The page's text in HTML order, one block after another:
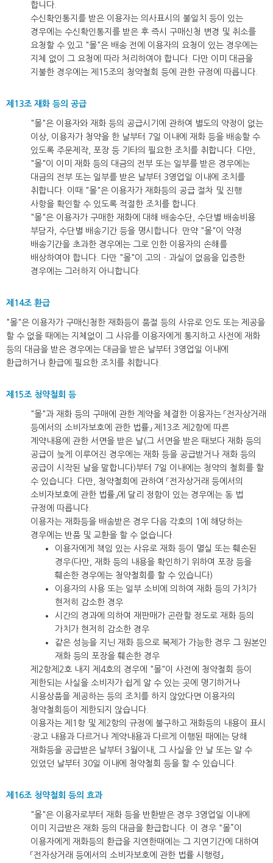
합니다.
수신확인통지를 받은 이용자는 의사표시의 불일치 등이 있는
경우에는 수신확인통지를 받은 후 즉시 구매신청 변경 및 취소를
요청할 수 있고 "몰"은 배송 전에 이용자의 요청이 있는 경우에는
지체 없이 그 요청에 따라 처리하여야 합니다. 다만 이미 대금을
지불한 경우에는 제15조의 청약철회 등에 관한 규정에 따릅니다.
제13조 재화 등의 공급
"몰"은 이용자와 재화 등의 공급시기에 관하여 별도의 약정이 없는
이상, 이용자가 청약을 한 날부터 7일 이내에 재화 등을 배송할 수
있도록 주문제작, 포장 등 기타의 필요한 조치를 취합니다. 다만,
"몰"이 이미 재화 등의 대금의 전부 또는 일부를 받은 경우에는
대금의 전부 또는 일부를 받은 날부터 3영업일 이내에 조치를
취합니다. 이때 "몰"은 이용자가 재화등의 공급 절차 및 진행
사항을 확인할 수 있도록 적절한 조치를 합니다.
"몰"은 이용자가 구매한 재화에 대해 배송수단, 수단별 배송비용
부담자, 수단별 배송기간 등을 명시합니다. 만약 "몰"이 약정
배송기간을 초과한 경우에는 그로 인한 이용자의 손해를
배상하여야 합니다. 다만 "몰"이 고의ㆍ과실이 없음을 입증한
경우에는 그러하지 아니합니다.
제14조 환급
"몰"은 이용자가 구매신청한 재화등이 품절 등의 사유로 인도 또는 제공을
할 수 없을 때에는 지체없이 그 사유를 이용자에게 통지하고 사전에 재화
등의 대금을 받은 경우에는 대금을 받은 날부터 3영업일 이내에
환급하거나 환급에 필요한 조치를 취합니다.
제15조 청약철회 등
"몰"과 재화 등의 구매에 관한 계약을 체결한 이용자는 「전자상거래
등에서의 소비자보호에 관한 법률」 제13조 제2항에 따른
계약내용에 관한 서면을 받은 날(그 서면을 받은 때보다 재화 등의
공급이 늦게 이루어진 경우에는 재화 등을 공급받거나 재화 등의
공급이 시작된 날을 말합니다)부터 7일 이내에는 청약의 철회를 할
수 있습니다. 다만, 청약철회에 관하여 「전자상거래 등에서의
소비자보호에 관한 법률」에 달리 정함이 있는 경우에는 동 법
규정에 따릅니다.
이용자는 재화등을 배송받은 경우 다음 각호의 1에 해당하는
경우에는 반품 및 교환을 할 수 없습니다.
이용자에게 책임 있는 사유로 재화 등이 멸실 또는 훼손된
경우(다만, 재화 등의 내용을 확인하기 위하여 포장 등을
훼손한 경우에는 청약철회를 할 수 있습니다)
이용자의 사용 또는 일부 소비에 의하여 재화 등의 가치가
현저히 감소한 경우
시간의 경과에 의하여 재판매가 곤란할 정도로 재화 등의
가치가 현저히 감소한 경우
같은 성능을 지닌 재화 등으로 복제가 가능한 경우 그 원본인
재화 등의 포장을 훼손한 경우
제2항제2호 내지 제4호의 경우에 "몰"이 사전에 청약철회 등이
제한되는 사실을 소비자가 쉽게 알 수 있는 곳에 명기하거나
시용상품을 제공하는 등의 조치를 하지 않았다면 이용자의
청약철회등이 제한되지 않습니다.
이용자는 제1항 및 제2항의 규정에 불구하고 재화등의 내용이 표시
·광고 내용과 다르거나 계약내용과 다르게 이행된 때에는 당해
재화등을 공급받은 날부터 3월이내, 그 사실을 안 날 또는 알 수
있었던 날부터 30일 이내에 청약철회 등을 할 수 있습니다.
제16조 청약철회 등의 효과
"몰"은 이용자로부터 재화 등을 반환받은 경우 3영업일 이내에
이미 지급받은 재화 등의 대금을 환급합니다. 이 경우 “몰”이
이용자에게 재화등의 환급을 지연한때에는 그 지연기간에 대하여
「전자상거래 등에서의 소비자보호에 관한 법률 시행령」